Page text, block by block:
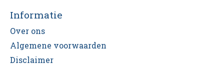
Informatie
Over ons
Algemene voorwaarden
Disclaimer